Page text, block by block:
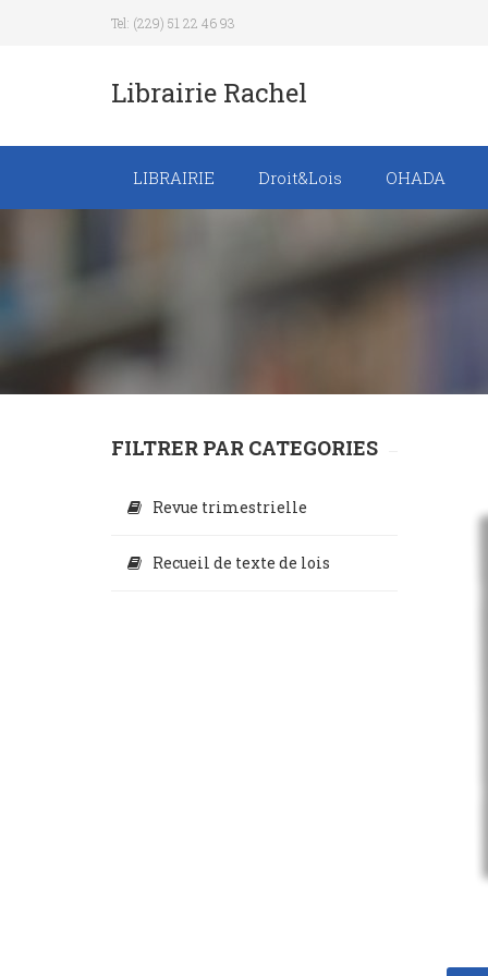
Tel: (229) 51 22 46 93
Librairie Rachel
LIBRAIRIE Droit&Lois OHADA
FILTRER PAR CATEGORIES
Revue trimestrielle
Recueil de texte de lois